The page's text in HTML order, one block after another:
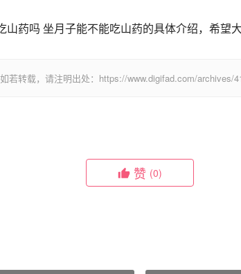
药吗 坐月子能不能吃山药的具体介绍，希望大
若转载，请注明出处：https://www.digifad.com/archives/
赞 (0)